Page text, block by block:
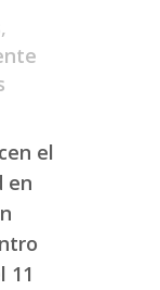
,
el
en
11